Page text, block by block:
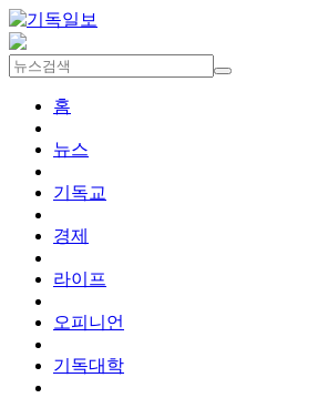
홈
뉴스
기독교
경제
라이프
오피니언
기독대학